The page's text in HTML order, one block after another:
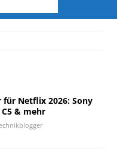
für Netflix 2026: Sony
C5 & mehr